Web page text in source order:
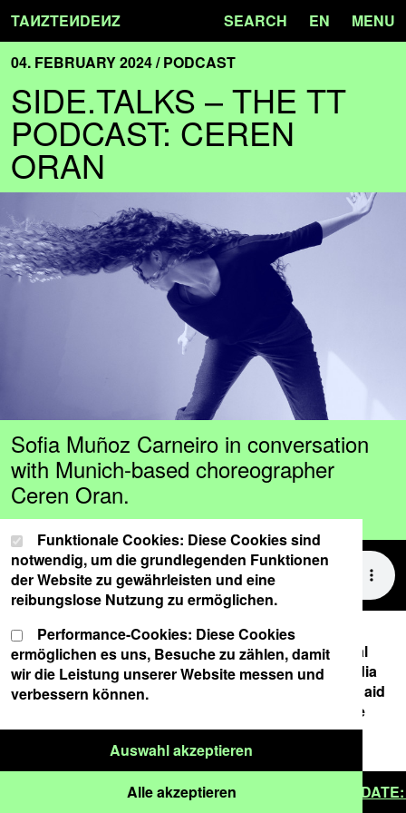
TANZTENDENZ SEARCH EN MENU
venue schwere reiter | click here SAVE THE
04. FEBRUARY 2024 / PODCAST
SIDE.TALKS – THE TT
PODCAST: CEREN
ORAN
Sofia Muñoz Carneiro in conversation
with Munich-based choreographer
Ceren Oran.
Supported by the NATIONAL PERFORMANCE
NETWORK – STEPPING OUT, funded by the Federal
Government Commissioner for Culture and the Media
as part of the NEUSTART KULTUR initiative. Dance aid
programme and by the Department of Culture of the
City of Munich.
Cookie-Einstellungen
Wählen Sie Ihre Cookie-Präferenzen für diese Website.
Funktionale Cookies: Diese Cookies sind
notwendig, um die grundlegenden Funktionen
der Website zu gewährleisten und eine
reibungslose Nutzung zu ermöglichen.
Performance-Cookies: Diese Cookies
ermöglichen es uns, Besuche zu zählen, damit
wir die Leistung unserer Website messen und
verbessern können.
Auswahl akzeptieren
Alle akzeptierenAlle Cookies akzeptieren